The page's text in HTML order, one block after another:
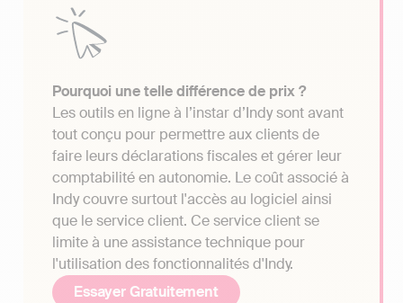
Pourquoi une telle différence de prix ?
Les outils en ligne à l’instar d’Indy sont avant
tout conçu pour permettre aux clients de
faire leurs déclarations fiscales et gérer leur
comptabilité en autonomie. Le coût associé à
Indy couvre surtout l'accès au logiciel ainsi
que le service client. Ce service client se
limite à une assistance technique pour
l'utilisation des fonctionnalités d'Indy.
Essayer Gratuitement